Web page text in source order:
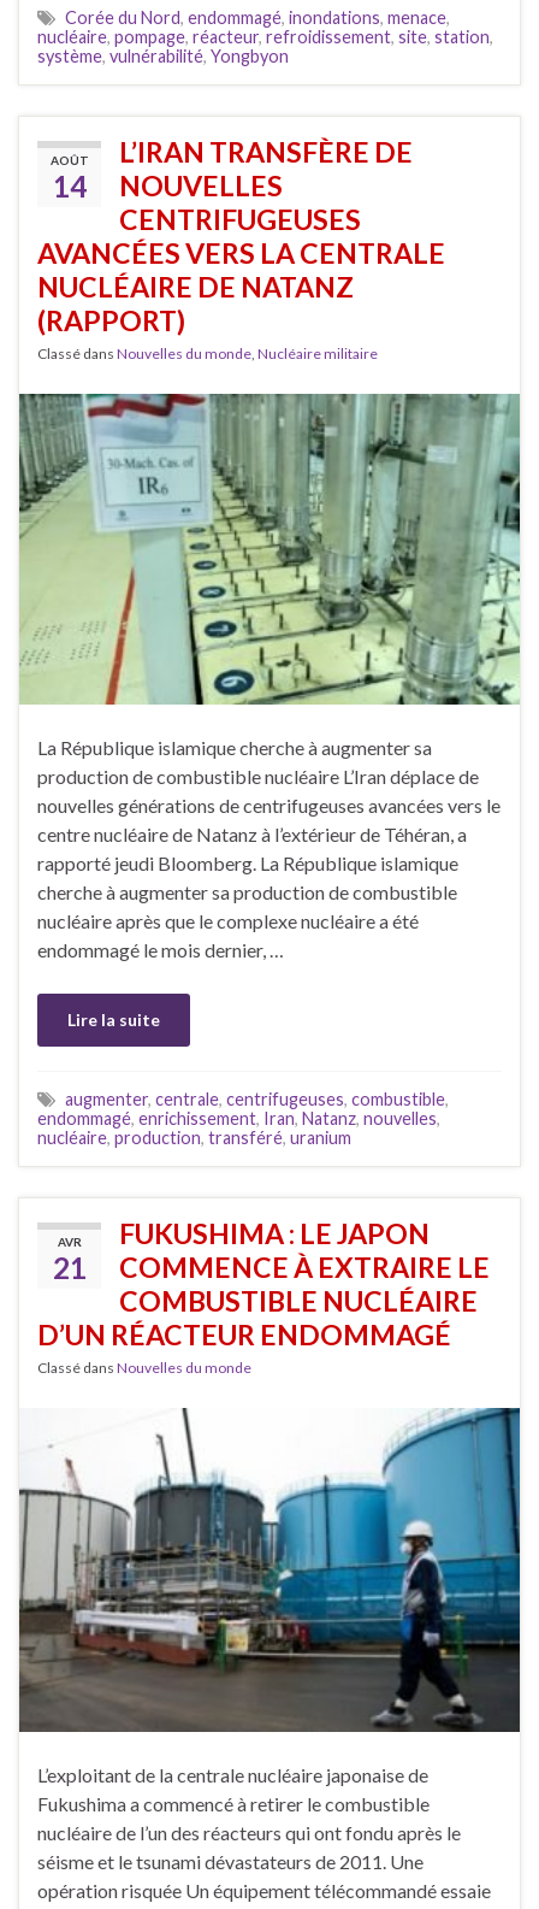
Corée du Nord, endommagé, inondations, menace,
nucléaire, pompage, réacteur, refroidissement, site, station,
système, vulnérabilité, Yongbyon
AOÛT
14
L’IRAN TRANSFÈRE DE
NOUVELLES
CENTRIFUGEUSES
AVANCÉES VERS LA CENTRALE
NUCLÉAIRE DE NATANZ
(RAPPORT)
Classé dans Nouvelles du monde Nucléaire militaire
La République islamique cherche à augmenter sa
production de combustible nucléaire L’Iran déplace de
nouvelles générations de centrifugeuses avancées vers le
centre nucléaire de Natanz à l’extérieur de Téhéran, a
rapporté jeudi Bloomberg. La République islamique
cherche à augmenter sa production de combustible
nucléaire après que le complexe nucléaire a été
endommagé le mois dernier, …
Lire la suite
augmenter, centrale, centrifugeuses, combustible,
endommagé, enrichissement, Iran, Natanz, nouvelles,
nucléaire, production, transféré, uranium
AVR
21
FUKUSHIMA : LE JAPON
COMMENCE À EXTRAIRE LE
COMBUSTIBLE NUCLÉAIRE
D’UN RÉACTEUR ENDOMMAGÉ
Classé dans Nouvelles du monde
L’exploitant de la centrale nucléaire japonaise de
Fukushima a commencé à retirer le combustible
nucléaire de l’un des réacteurs qui ont fondu après le
séisme et le tsunami dévastateurs de 2011. Une
opération risquée Un équipement télécommandé essaie